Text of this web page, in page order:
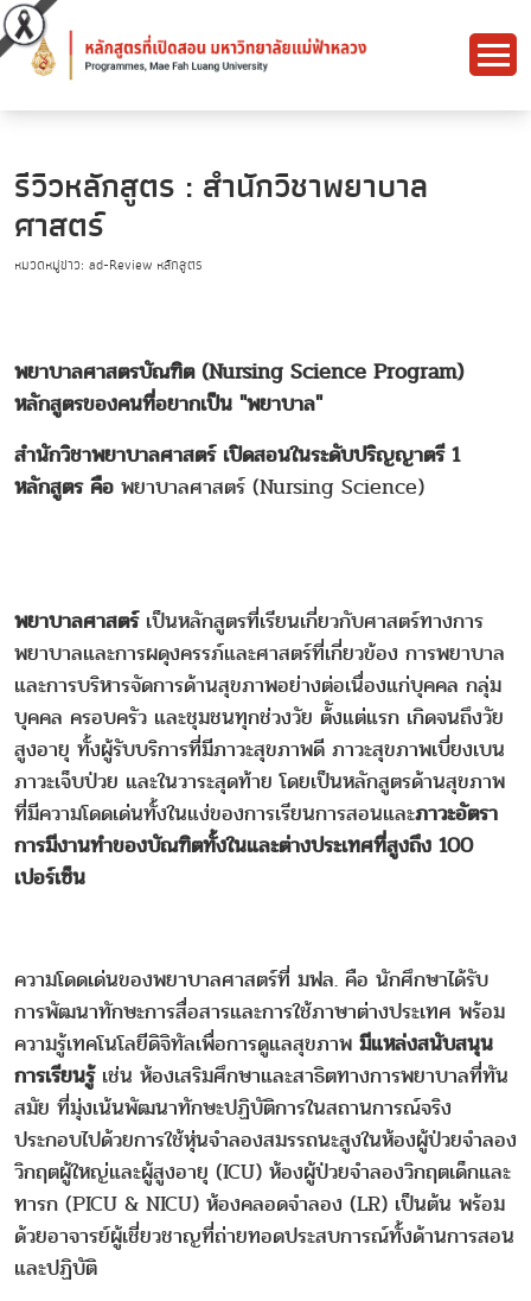
รีวิวหลักสูตร : สำนักวิชาพยาบาล
ศาสตร์
หมวดหมู่ข่าว: ad-Review หลักสูตร
พยาบาลศาสตรบัณฑิต (Nursing Science Program)
หลักสูตรของคนที่อยากเป็น "พยาบาล"
สำนักวิชาพยาบาลศาสตร์ เปิดสอนในระดับปริญญาตรี 1
หลักสูตร คือ พยาบาลศาสตร์ (Nursing Science)
พยาบาลศาสตร์ เป็นหลักสูตรที่เรียนเกี่ยวกับศาสตร์ทางการ
พยาบาลและการผดุงครรภ์และศาสตร์ที่เกี่ยวข้อง การพยาบาล
และการบริหารจัดการด้านสุขภาพอย่างต่อเนื่องแก่บุคคล กลุ่ม
บุคคล ครอบครัว และชุมชนทุกช่วงวัย ต้ังแต่แรก เกิดจนถึงวัย
สูงอายุ ทั้งผู้รับบริการที่มีภาวะสุขภาพดี ภาวะสุขภาพเบี่ยงเบน
ภาวะเจ็บป่วย และในวาระสุดท้าย โดยเป็นหลักสูตรด้านสุขภาพ
ที่มีความโดดเด่นทั้งในแง่ของการเรียนการสอนและภาวะอัตรา
การมีงานทำของบัณฑิตทั้งในและต่างประเทศที่สูงถึง 100
เปอร์เซ็น
ความโดดเด่นของพยาบาลศาสตร์ที่ มฟล. คือ นักศึกษาได้รับ
การพัฒนาทักษะการสื่อสารและการใช้ภาษาต่างประเทศ พร้อม
ความรู้เทคโนโลยีดิจิทัลเพื่อการดูแลสุขภาพ มีแหล่งสนับสนุน
การเรียนรู้เช่น ห้องเสริมศึกษาและสาธิตทางการพยาบาลที่ทัน
สมัย ที่มุ่งเน้นพัฒนาทักษะปฏิบัติการในสถานการณ์จริง
ประกอบไปด้วยการใช้หุ่นจำลองสมรรถนะสูงในห้องผู้ป่วยจำลอง
วิกฤตผู้ใหญ่และผู้สูงอายุ (ICU) ห้องผู้ป่วยจำลองวิกฤตเด็กและ
ทารก (PICU & NICU) ห้องคลอดจำลอง (LR) เป็นต้น พร้อม
ด้วยอาจารย์ผู้เชี่ยวชาญที่ถ่ายทอดประสบการณ์ทั้งด้านการสอน
และปฏิบัติ